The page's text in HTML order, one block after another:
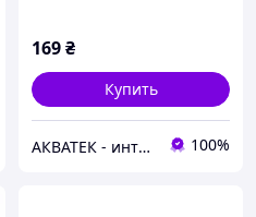
169₴
Купить
АКВАТЕК - интернет-магазин зоотоваров 100%